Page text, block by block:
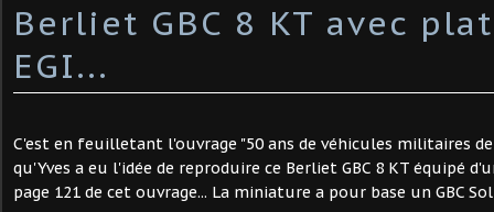
Berliet GBC 8 KT avec
EGI...
C'est en feuilletant l'ouvrage "50 ans de véhicules militaires de
qu'Yves a eu l'idée de reproduire ce Berliet GBC 8 KT équipé
page 121 de cet ouvrage... La miniature a pour base un GBC